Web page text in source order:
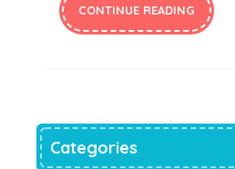
CONTINUE READING
Categories